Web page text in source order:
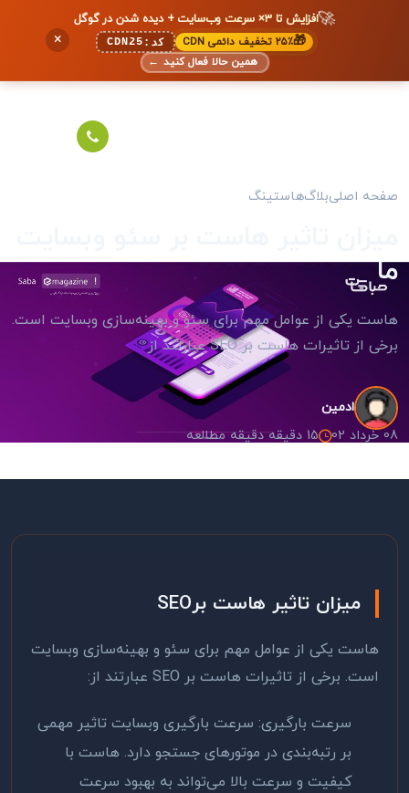
🚀افزایش تا ۳× سرعت وب‌سایت + دیده شدن در گوگل
🎁۲۵٪ تخفیف دائمی CDN کد: CDN25
همین حالا فعال کنید ←
×
صفحه اصلیبلاگهاستینگ
ما
هاست یکی از عوامل مهم برای سئو و بهینه‌سازی وبسایت است.
برخی از تاثیرات هاست بر SEO عبارتند از
ادمین
08 خرداد 02 15 دقیقه دقیقه مطالعه
میزان تاثیر هاست برSEO
هاست یکی از عوامل مهم برای سئو و بهینه‌سازی وبسایت
است. برخی از تاثیرات هاست بر SEO عبارتند از:
سرعت بارگیری: سرعت بارگیری وبسایت تاثیر مهمی
بر رتبه‌بندی در موتورهای جستجو دارد. هاست با
کیفیت و سرعت بالا می‌تواند به بهبود سرعت